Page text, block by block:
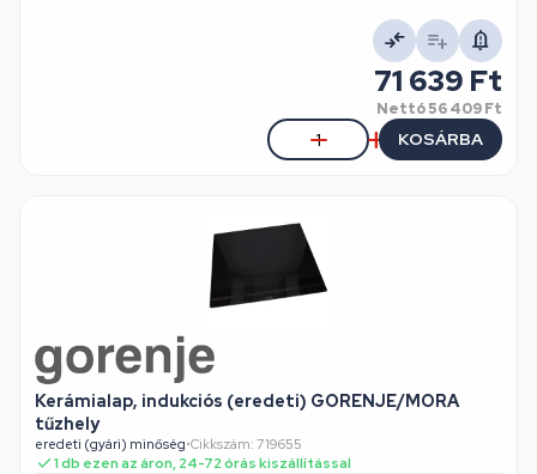
71 639 Ft
Nettó56 409 Ft
KOSÁRBA
Kerámialap, indukciós (eredeti) GORENJE/MORA
tűzhely
eredeti (gyári) minőség•Cikkszám: 719655
1 db ezen az áron, 24-72 órás kiszállítással